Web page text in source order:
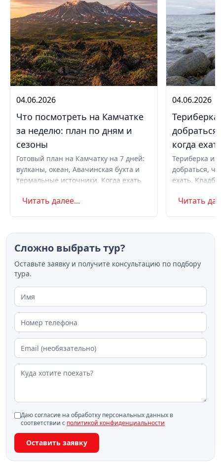
04.06.2026
Что посмотреть на Камчатке
за неделю: план по дням и
сезоны
Готовый план на Камчатку на 7 дней:
вулканы, океан, Авачинская бухта и
термальные источники. Когда ехать
самостоятельно или с туром.
Читать далее...
04.06.2026
когда
Териберка
добраться,
ехать.
Маршрут на
Читать
Сложно выбрать тур?
Оставьте заявку и получите консультацию по подбору
тура.
Даю согласие на обработку персональных данных в
соответствии с политикой конфиденциальности
Оставить заявку